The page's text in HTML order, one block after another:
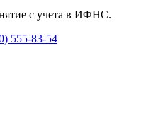
с учета в ИФНС.
555-83-54